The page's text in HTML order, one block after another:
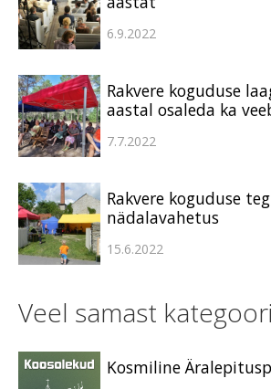
6.9.2022
Rakvere koguduse
aastal osaleda ka
7.7.2022
Rakvere koguduse
nädalavahetus
15.6.2022
Veel samast
Kosmiline